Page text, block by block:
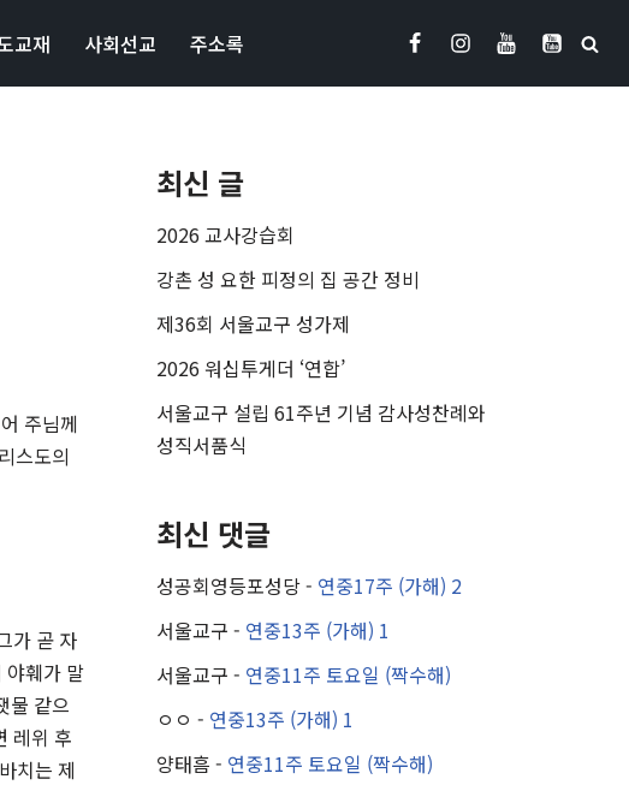
교재 사회선교 주소록
주님께
스도의
가 곧 자
야훼가 말
물 같으
레위 후
치는 제
최신 글
2026 교사강습회
강촌 성 요한 피정의 집 공간 정비
제36회 서울교구 성가제
2026 워십투게더 ‘연합’
서울교구 설립 61주년 기념 감사성찬례와
성직서품식
최신 댓글
성공회영등포성당- 연중17주 (가해) 2
서울교구 - 연중13주 (가해) 1
서울교구 - 연중11주 토요일 (짝수해)
ㅇㅇ - 연중13주 (가해) 1
양태흠 - 연중11주 토요일 (짝수해)